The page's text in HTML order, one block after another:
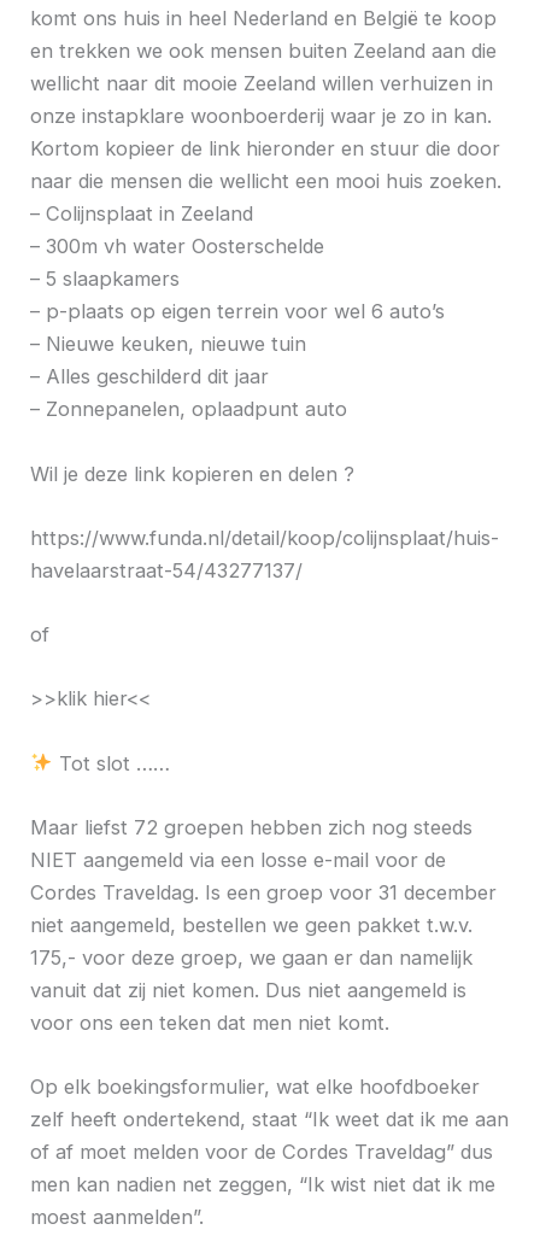
komt ons huis in heel Nederland en België te koop
en trekken we ook mensen buiten Zeeland aan die
wellicht naar dit mooie Zeeland willen verhuizen in
onze instapklare woonboerderij waar je zo in kan.
Kortom kopieer de link hieronder en stuur die door
naar die mensen die wellicht een mooi huis zoeken.
– Colijnsplaat in Zeeland
– 300m vh water Oosterschelde
– 5 slaapkamers
– p-plaats op eigen terrein voor wel 6 auto’s
– Nieuwe keuken, nieuwe tuin
– Alles geschilderd dit jaar
– Zonnepanelen, oplaadpunt auto
Wil je deze link kopieren en delen ?
https://www.funda.nl/detail/koop/colijnsplaat/huis-
havelaarstraat-54/43277137/
of
>>klik hier<<
Tot slot ……
Maar liefst 72 groepen hebben zich nog steeds
NIET aangemeld via een losse e-mail voor de
Cordes Traveldag. Is een groep voor 31 december
niet aangemeld, bestellen we geen pakket t.w.v.
175,- voor deze groep, we gaan er dan namelijk
vanuit dat zij niet komen. Dus niet aangemeld is
voor ons een teken dat men niet komt.
Op elk boekingsformulier, wat elke hoofdboeker
zelf heeft ondertekend, staat “Ik weet dat ik me aan
of af moet melden voor de Cordes Traveldag” dus
men kan nadien net zeggen, “Ik wist niet dat ik me
moest aanmelden”.